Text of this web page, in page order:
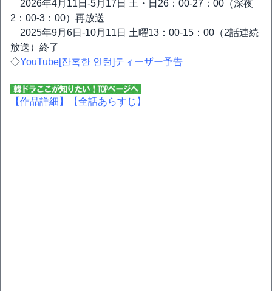
2026年4月11日-5月17日 土・日26：00-27：00（深夜
2：00-3：00）再放送
2025年9月6日-10月11日 土曜13：00-15：00（2話連続
放送）終了
◇YouTube[잔혹한 인턴]ティーザー予告
【作品詳細】 【全話あらすじ】